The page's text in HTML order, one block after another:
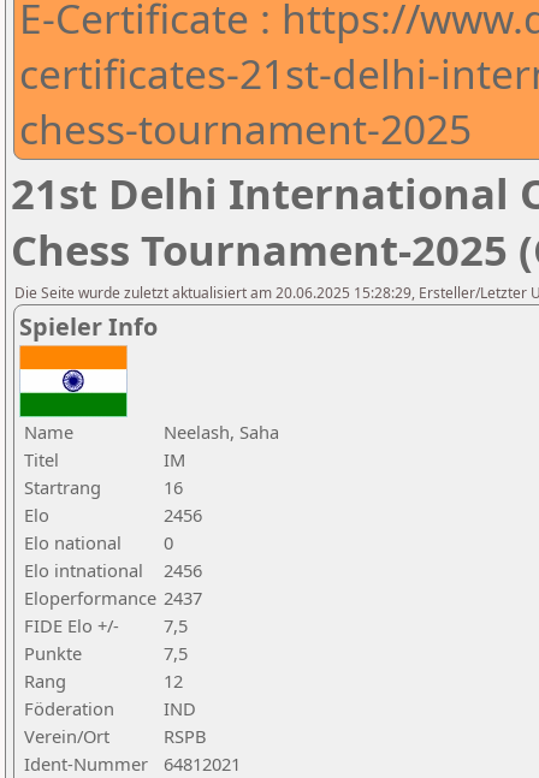
E-Certificate : https://
certificates-21st-delhi-
chess-tournament-2025
21st Delhi International
Chess Tournament-2025
Die Seite wurde zuletzt aktualisiert am 20.06.2025 15:28:29, Ersteller/Letzter
Spieler Info
Name
Neelash, Saha
Titel
IM
Startrang
16
Elo
2456
Elo national
0
Elo intnational
2456
Eloperformance 2437
FIDE Elo +/-
7,5
Punkte
7,5
Rang
12
Föderation
IND
Verein/Ort
RSPB
Ident-Nummer
64812021